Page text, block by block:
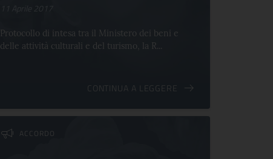
11 Aprile 2017
Protocollo di intesa tra il Ministero dei beni e
delle attività culturali e del turismo, la R...
CONTINUA A LEGGERE
ACCORDO